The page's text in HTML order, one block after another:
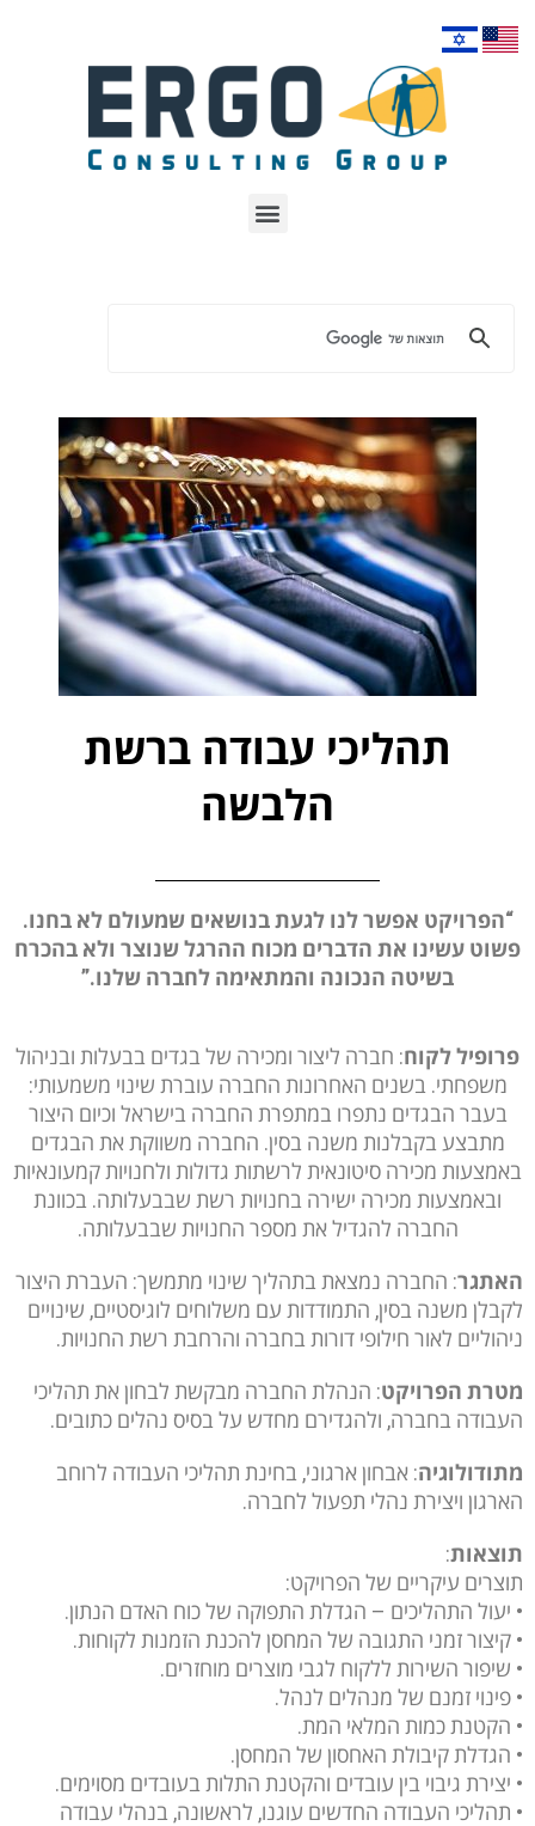
תהליכי עבודה ברשת
הלבשה
“הפרויקט אפשר לנו לגעת בנושאים שמעולם לא בחנו.
פשוט עשינו את הדברים מכוח ההרגל שנוצר ולא בהכרח
בשיטה הנכונה והמתאימה לחברה שלנו.”
פרופיל לקוח: חברה ליצור ומכירה של בגדים בבעלות ובניהול
משפחתי. בשנים האחרונות החברה עוברת שינוי משמעותי:
בעבר הבגדים נתפרו במתפרת החברה בישראל וכיום היצור
מתבצע בקבלנות משנה בסין. החברה משווקת את הבגדים
באמצעות מכירה סיטונאית לרשתות גדולות ולחנויות קמעונאיות
ובאמצעות מכירה ישירה בחנויות רשת שבבעלותה. בכוונת
החברה להגדיל את מספר החנויות שבבעלותה.
האתגר: החברה נמצאת בתהליך שינוי מתמשך: העברת היצור
לקבלן משנה בסין, התמודדות עם משלוחים לוגיסטיים, שינויים
ניהוליים לאור חילופי דורות בחברה והרחבת רשת החנויות.
מטרת הפרויקט: הנהלת החברה מבקשת לבחון את תהליכי
העבודה בחברה, ולהגדירם מחדש על בסיס נהלים כתובים.
מתודולוגיה: אבחון ארגוני, בחינת תהליכי העבודה לרוחב
הארגון ויצירת נהלי תפעול לחברה.
תוצאות:
תוצרים עיקריים של הפרויקט:
• יעול התהליכים – הגדלת התפוקה של כוח האדם הנתון.
• קיצור זמני התגובה של המחסן להכנת הזמנות לקוחות.
• שיפור השירות ללקוח לגבי מוצרים מוחזרים.
• פינוי זמנם של מנהלים לנהל.
• הקטנת כמות המלאי המת.
• הגדלת קיבולת האחסון של המחסן.
• יצירת גיבוי בין עובדים והקטנת התלות בעובדים מסוימים.
• תהליכי העבודה החדשים עוגנו, לראשונה, בנהלי עבודה